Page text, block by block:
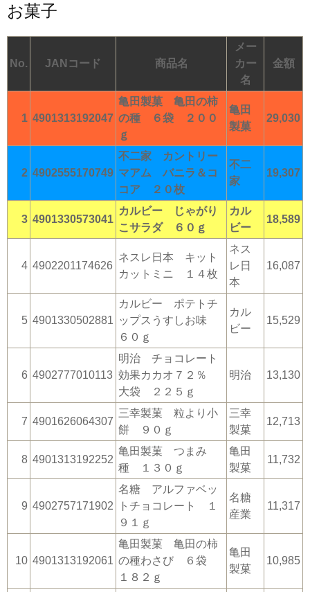
お菓子
No. JANコード 商品名
メー
カー
名
金額
1 4901313192047
亀田製菓 亀田の柿
の種 ６袋 ２００
ｇ
亀田
製菓
29,030
2 4902555170749
不二家 カントリー
マアム バニラ＆コ
コア ２０枚
不二
家
19,307
3 4901330573041
カルビー じゃがり
こサラダ ６０ｇ
カル
ビー
18,589
4 4902201174626
ネスレ日本 キット
カットミニ １４枚
ネス
レ日
本
16,087
5 4901330502881
カルビー ポテトチ
ップスうすしお味
６０ｇ
カル
ビー
15,529
6 4902777010113
明治 チョコレート
効果カカオ７２％
大袋 ２２５ｇ
明治 13,130
7 4901626064307
三幸製菓 粒より小
餅 ９０ｇ
三幸
製菓
12,713
8 4901313192252
亀田製菓 つまみ
種 １３０ｇ
亀田
製菓
11,732
9 4902757171902
名糖 アルファベッ
トチョコレート １
９１ｇ
名糖
産業
11,317
10 4901313192061
亀田製菓 亀田の柿
の種わさび ６袋
１８２ｇ
亀田
製菓
10,985